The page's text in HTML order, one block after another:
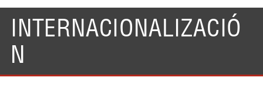
INTERNACIONALIZACIÓ
N